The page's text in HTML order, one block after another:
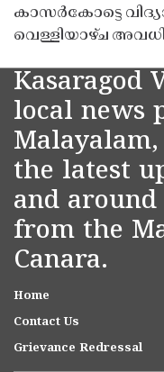
കാസർകോട്ടെ
വെള്ളിയാഴ്ച അവധി;
Kasaragod
local news
the latest
and
from the
Canara.
Home
Contact Us
Grievance Redressal